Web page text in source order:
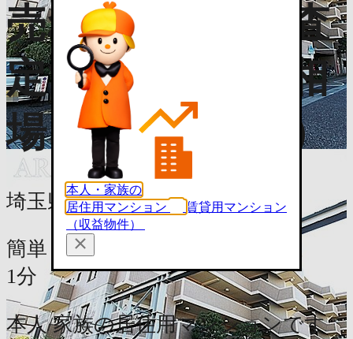
売れない？売却査
定で価格推移・相
場を知る（無料）
埼玉県新座市新座2丁目18-34
簡単
1分
本人/家族の居住用マンションです
本人・家族の
居住用マンション
賃貸用マンション
（収益物件）